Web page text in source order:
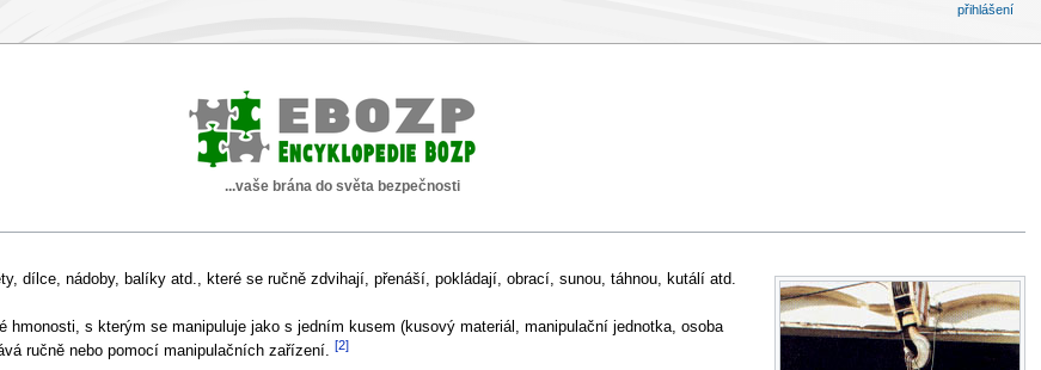
...vaše brána do světa bezpečnosti
dílce, nádoby, balíky atd., které se ručně zdvihají, přenáší, pokládají, obrací, sunou, táhnou, kutálí atd.
hmonosti, s kterým se manipuluje jako s jedním kusem (kusový materiál, manipulační jednotka, osoba
ručně nebo pomocí manipulačních zařízení.[2]
přihlášení